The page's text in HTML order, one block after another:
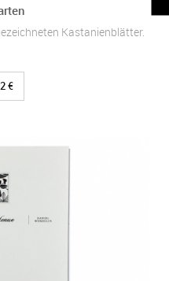
Kastanienblätter.
€